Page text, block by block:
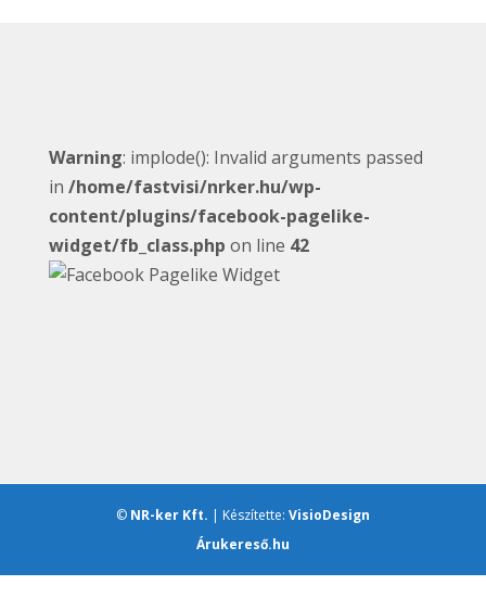
Warning: implode(): Invalid arguments passed
in /home/fastvisi/nrker.hu/wp-
content/plugins/facebook-pagelike-
widget/fb_class.php on line 42
© NR-ker Kft. | Készítette: VisioDesign
Árukereső.hu